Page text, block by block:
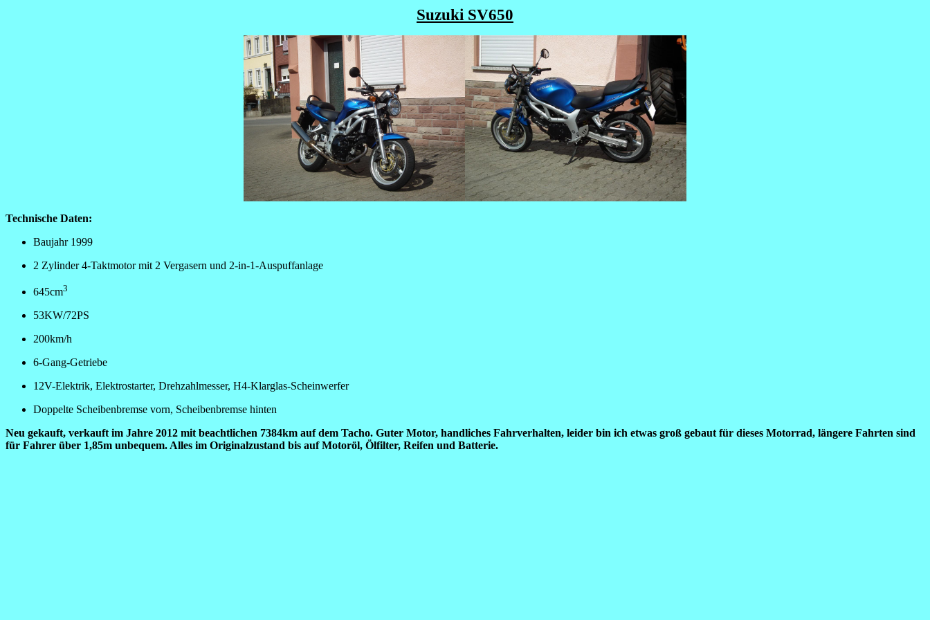
Suzuki SV650
Technische Daten:
Baujahr 1999
2 Zylinder 4-Taktmotor mit 2 Vergasern und 2-in-1-Auspuffanlage
645cm3
53KW/72PS
200km/h
6-Gang-Getriebe
12V-Elektrik, Elektrostarter, Drehzahlmesser, H4-Klarglas-Scheinwerfer
Doppelte Scheibenbremse vorn, Scheibenbremse hinten
Neu gekauft, verkauft im Jahre 2012 mit beachtlichen 7384km auf dem Tacho. Guter Motor, handliches Fahrverhalten, leider bin ich etwas groß gebaut für dieses Motorrad, längere Fahrten sind
für Fahrer über 1,85m unbequem. Alles im Originalzustand bis auf Motoröl, Ölfilter, Reifen und Batterie.